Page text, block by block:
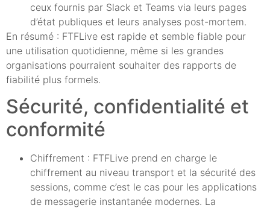
ceux fournis par Slack et Teams via leurs pages
d’état publiques et leurs analyses post-mortem.
En résumé : FTFLive est rapide et semble fiable pour
une utilisation quotidienne, même si les grandes
organisations pourraient souhaiter des rapports de
fiabilité plus formels.
Sécurité, confidentialité et
conformité
Chiffrement : FTFLive prend en charge le
chiffrement au niveau transport et la sécurité des
sessions, comme c’est le cas pour les applications
de messagerie instantanée modernes. La